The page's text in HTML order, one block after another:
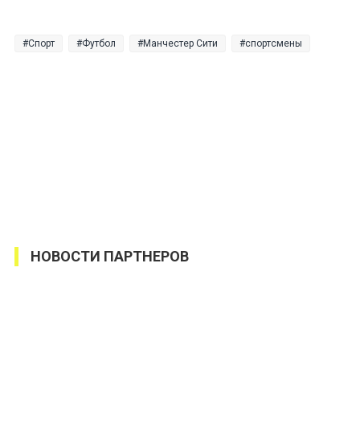
Спорт Футбол Манчестер Сити спортсмены
НОВОСТИ ПАРТНЕРОВ